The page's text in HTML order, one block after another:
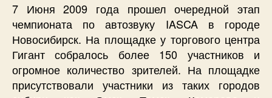
7 Июня 2009 года прошел очередной этап
чемпионата по автозвуку IASCA в городе
Новосибирск. На площадке у торгового центра
Гигант собралось более 150 участников и
огромное количество зрителей. На площадке
присутствовали участники из таких городов